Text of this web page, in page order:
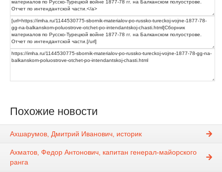
Похожие новости
Ахшарумов, Дмитрий Иванович, историк
Ахматов, Федор Антонович, капитан генерал-майорского
ранга